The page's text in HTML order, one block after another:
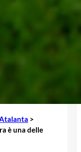
>
è una delle